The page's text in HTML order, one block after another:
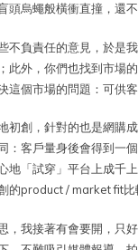
頭烏蠅般橫衝直撞，還不
不負責任的意見，於是
此外，你們也找到市場
這個市場的問題：可供
初創，針對的也是網購
：客戶量身後會得到一
地「試穿」平台上成千
的product / market fit比
，我接著有會要開，只